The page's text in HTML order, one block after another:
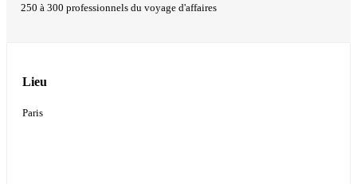
250 à 300 professionnels du voyage d'affaires
Lieu
Paris